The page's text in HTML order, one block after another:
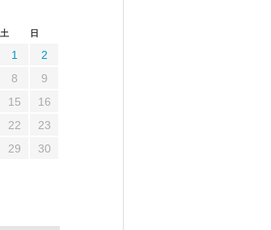
土 日
1
2
8
9
15
16
22
23
29
30